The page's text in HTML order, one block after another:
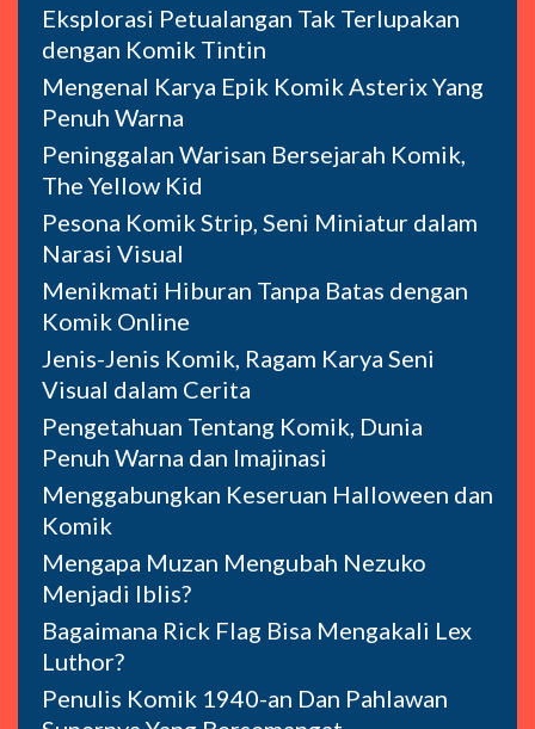
Eksplorasi Petualangan Tak Terlupakan
dengan Komik Tintin
Mengenal Karya Epik Komik Asterix Yang
Penuh Warna
Peninggalan Warisan Bersejarah Komik,
The Yellow Kid
Pesona Komik Strip, Seni Miniatur dalam
Narasi Visual
Menikmati Hiburan Tanpa Batas dengan
Komik Online
Jenis-Jenis Komik, Ragam Karya Seni
Visual dalam Cerita
Pengetahuan Tentang Komik, Dunia
Penuh Warna dan Imajinasi
Menggabungkan Keseruan Halloween dan
Komik
Mengapa Muzan Mengubah Nezuko
Menjadi Iblis?
Bagaimana Rick Flag Bisa Mengakali Lex
Luthor?
Penulis Komik 1940-an Dan Pahlawan